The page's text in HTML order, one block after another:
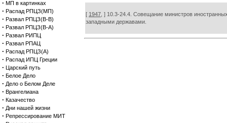
· МП в картинках
· Распад РПЦЗ(МП)
· Развал РПЦЗ(В-В)
· Развал РПЦЗ(В-А)
· Развал РИПЦ
· Развал РПАЦ
· Распад РПЦЗ(А)
· Распад ИПЦ Греции
· Царский путь
· Белое Дело
· Дело о Белом Деле
· Врангелиана
· Казачество
· Дни нашей жизни
· Репрессирование МИТ
[ 1947, ] 10.3-24.4. Совещание министров
западными державами.